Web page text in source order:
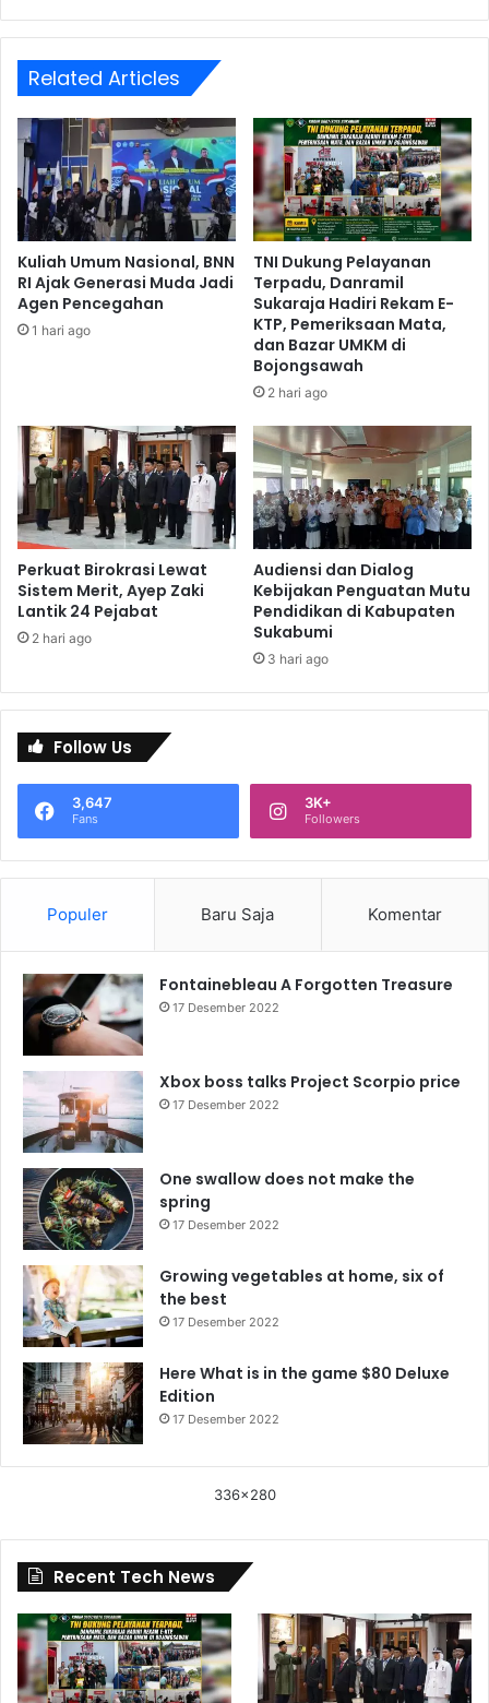
Related Articles
Kuliah Umum Nasional, BNN
RI Ajak Generasi Muda Jadi
Agen Pencegahan
1 hari ago
TNI Dukung Pelayanan
Terpadu, Danramil
Sukaraja Hadiri Rekam E-
KTP, Pemeriksaan Mata,
dan Bazar UMKM di
Bojongsawah
2 hari ago
Perkuat Birokrasi Lewat
Sistem Merit, Ayep Zaki
Lantik 24 Pejabat
2 hari ago
Audiensi dan Dialog
Kebijakan Penguatan Mutu
Pendidikan di Kabupaten
Sukabumi
3 hari ago
Follow Us
3,647
Fans
3K+
Followers
Populer Baru Saja Komentar
Fontainebleau A Forgotten Treasure
17 Desember 2022
Xbox boss talks Project Scorpio price
17 Desember 2022
One swallow does not make the
spring
17 Desember 2022
Growing vegetables at home, six of
the best
17 Desember 2022
Here What is in the game $80 Deluxe
Edition
17 Desember 2022
336x280
Recent Tech News